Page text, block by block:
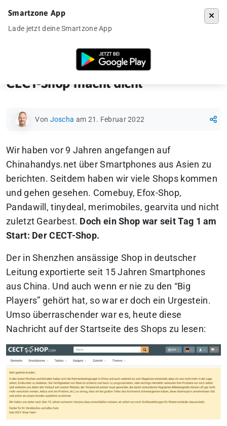
CECT-Shop macht dicht
CECT-Shop macht dicht
Von Joscha am 21. Februar 2022
Wir haben vor 9 Jahren angefangen auf
Chinahandys.net über Smartphones aus Asien zu
berichten. Seitdem haben wir viele Shops kommen
und gehen gesehen. Comebuy, Efox-Shop,
Pandawill, tinydeal, merimobiles, gearvita und nicht
zuletzt Gearbest. Doch ein Shop war seit Tag 1 am
Start: Der CECT-Shop.
Der in Shenzhen ansässige Shop in deutscher
Leitung exportierte seit 15 Jahren Smartphones
aus China. Und auch wenn er nie zu den “Big
Players” gehört hat, so war er doch ein Urgestein.
Umso überraschender war es, heute diese
Nachricht auf der Startseite des Shops zu lesen:
Smartzone App
Lade jetzt deine Smartzone App